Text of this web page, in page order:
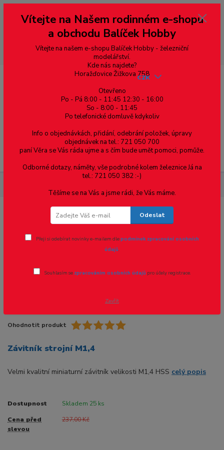
--- pro zákazníky ze Slovenska a jiných zemí, pokud chcete platit v eurech
přepněte si e-shop na euro 💶 pro přepočet měny - pravý horní roh ---
dobírky – pokud si z nějakého důvodu zásilku nevyzvednete, bude po
domluvě zaslána znovu s opětovnou platbou za poštovné, v opačném
případě bude zrušena a účet přidán na blacklist a rušeny následující
objednávky.
Menu
CZK
Závitník strojní M1,4
Novinka Akce
Ohodnotit produkt
Závitník strojní M1,4
Velmi kvalitní miniaturní závitník velikosti M1,4 HSS celý popis
Dostupnost Skladem 25 ks
Cena před
slevou
237,00 Kč
Vítejte na Našem rodinném e-shopu
a obchodu Balíček Hobby
Vítejte na našem e-shopu Balíček Hobby - železniční
modelářství.
Kde nás najdete?
Horažďovice Žižkova 758
Otevřeno
Po - Pá 8:00 - 11:45 12:30 - 16:00
So - 8:00 - 11:45
Po telefonické domluvě kdykoliv
Info o objednávkách, přidání, odebrání položek, úpravy
objednávek na tel.: 721 050 700
paní Věra se Vás ráda ujme a s čím bude umět pomoci, pomůže.
Odborné dotazy, náměty, vše podrobné kolem železnice Já na
tel.: 721 050 382 :-)
Těšíme se na Vás a jsme rádi, že Vás máme.
Odeslat
Přeji si odebírat novinky e-mailem dlepodmínek zpracování osobních
údajů.
Souhlasím se zpracováním osobních údajů pro účely registrace.
Zavřít